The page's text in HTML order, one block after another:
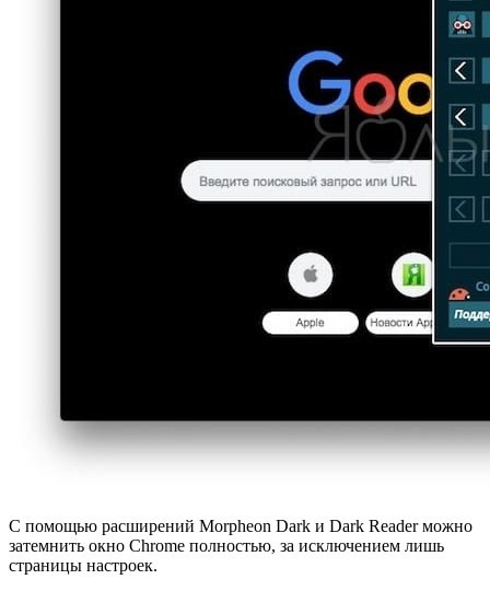
С помощью расширений Morpheon Dark и Dark Reader можно
затемнить окно Chrome полностью, за исключением лишь
страницы настроек.